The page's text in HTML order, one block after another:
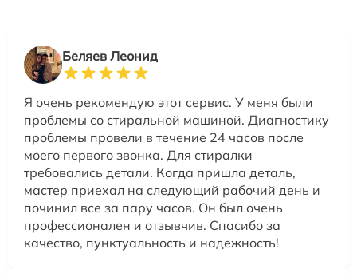
Беляев Леонид
Я очень рекомендую этот сервис. У меня были
проблемы со стиральной машиной. Диагностику
проблемы провели в течение 24 часов после
моего первого звонка. Для стиралки
требовались детали. Когда пришла деталь,
мастер приехал на следующий рабочий день и
починил все за пару часов. Он был очень
профессионален и отзывчив. Спасибо за
качество, пунктуальность и надежность!